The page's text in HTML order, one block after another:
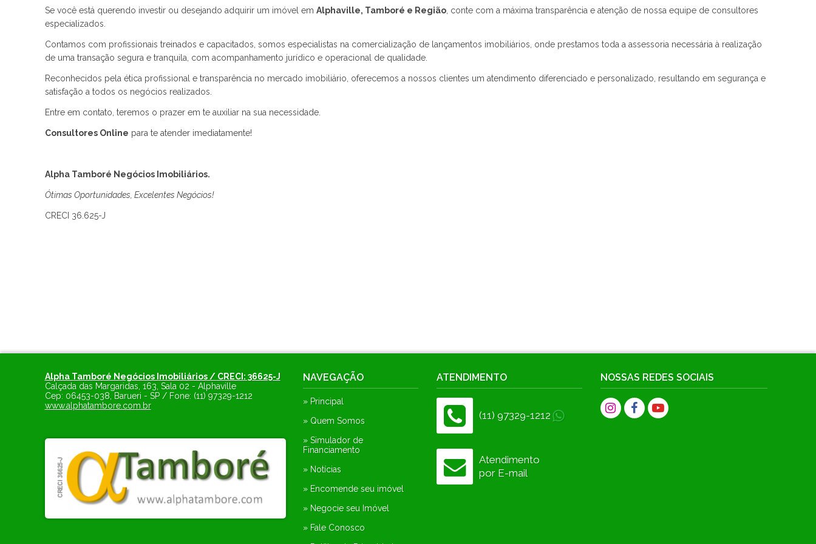
Terrah
Se você está querendo investir ou desejando adquirir um imóvel em Alphaville, Tamboré e Região, conte com a máxima transparência e atenção de nossa equipe de consultores
especializados.
Contamos com profissionais treinados e capacitados, somos especialistas na comercialização de lançamentos imobiliários, onde prestamos toda a assessoria necessária à realização
de uma transação segura e tranquila, com acompanhamento jurídico e operacional de qualidade.
Reconhecidos pela ética profissional e transparência no mercado imobiliário, oferecemos a nossos clientes um atendimento diferenciado e personalizado, resultando em segurança e
satisfação a todos os negócios realizados.
Entre em contato, teremos o prazer em te auxiliar na sua necessidade.
Consultores Online para te atender imediatamente!
Alpha Tamboré Negócios Imobiliários.
Ótimas Oportunidades, Excelentes Negócios!
CRECI 36.625-J
Alpha Tamboré Negócios Imobiliários / CRECI: 36625-J
Calçada das Margaridas, 163, Sala 02 - Alphaville
Cep: 06453-038 Barueri - SP/ Fone: (11) 97329-1212
www.alphatambore.com.br
NAVEGAÇÃO
» Principal
» Quem Somos
» Simulador de
Financiamento
» Notícias
» Encomende seu imóvel
» Negocie seu Imóvel
» Fale Conosco
ATENDIMENTO
(11) 97329-1212
Atendimento
por E-mail
NOSSAS REDES SOCIAIS